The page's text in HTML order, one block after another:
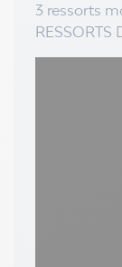
3 ressorts
RESSORTS